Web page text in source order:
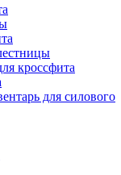
кроссфита
для силового